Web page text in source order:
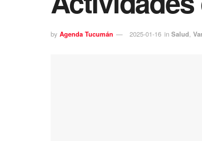
by Agenda Tucumán 2025-01-16 in Salud,